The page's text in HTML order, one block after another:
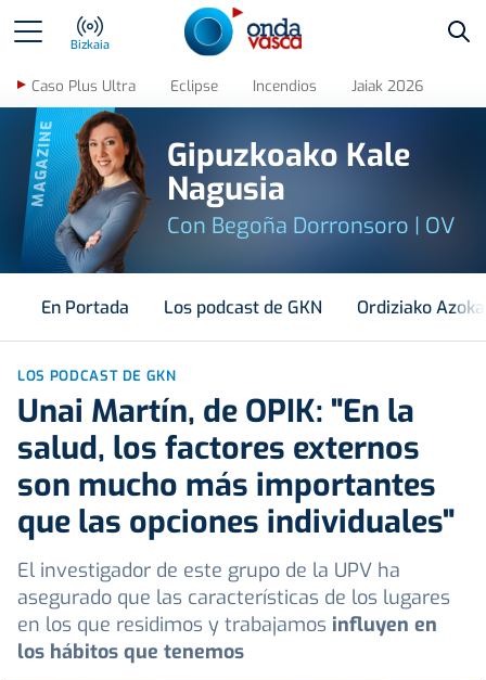
Bizkaia
Caso Plus Ultra Eclipse Incendios Jaiak 2026
MAGAZINE
Gipuzkoako Kale
Nagusia
Con Begoña Dorronsoro | OV
En Portada Los podcast de GKN Ordiziako Azoka
LOS PODCAST DE GKN
Unai Martín, de OPIK: "En la
salud, los factores externos
son mucho más importantes
que las opciones individuales"
El investigador de este grupo de la UPV ha
asegurado que las características de los lugares
en los que residimos y trabajamos influyen en
los hábitos que tenemos